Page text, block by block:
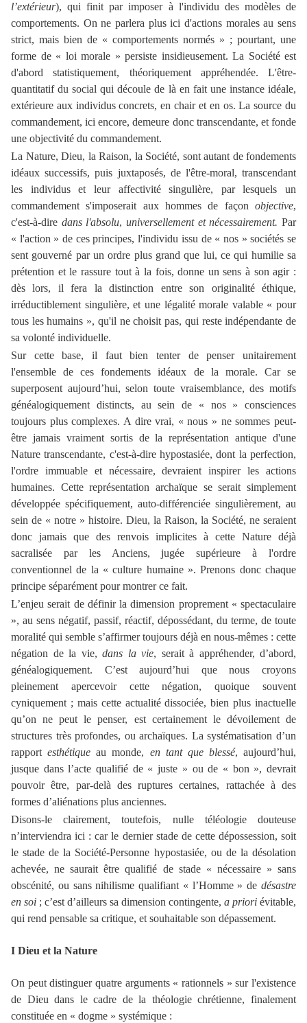
l’extérieur), qui finit par imposer à l'individu des modèles de
comportements. On ne parlera plus ici d'actions morales au sens
strict, mais bien de « comportements normés » ; pourtant, une
forme de « loi morale » persiste insidieusement. La Société est
d'abord statistiquement, théoriquement appréhendée. L'être-
quantitatif du social qui découle de là en fait une instance idéale,
extérieure aux individus concrets, en chair et en os. La source du
commandement, ici encore, demeure donc transcendante, et fonde
une objectivité du commandement.
La Nature, Dieu, la Raison, la Société, sont autant de fondements
idéaux successifs, puis juxtaposés, de l'être-moral, transcendant
les individus et leur affectivité singulière, par lesquels un
commandement s'imposerait aux hommes de façon objective,
c'est-à-dire dans l'absolu,universellement et nécessairement. Par
« l'action » de ces principes, l'individu issu de « nos » sociétés se
sent gouverné par un ordre plus grand que lui, ce qui humilie sa
prétention et le rassure tout à la fois, donne un sens à son agir :
dès lors, il fera la distinction entre son originalité éthique,
irréductiblement singulière, et une légalité morale valable « pour
tous les humains », qu'il ne choisit pas, qui reste indépendante de
sa volonté individuelle.
Sur cette base, il faut bien tenter de penser unitairement
l'ensemble de ces fondements idéaux de la morale. Car se
superposent aujourd’hui, selon toute vraisemblance, des motifs
généalogiquement distincts, au sein de « nos » consciences
toujours plus complexes. A dire vrai, « nous » ne sommes peut-
être jamais vraiment sortis de la représentation antique d'une
Nature transcendante, c'est-à-dire hypostasiée, dont la perfection,
l'ordre immuable et nécessaire, devraient inspirer les actions
humaines. Cette représentation archaïque se serait simplement
développée spécifiquement, auto-différenciée singulièrement, au
sein de « notre » histoire. Dieu, la Raison, la Société, ne seraient
donc jamais que des renvois implicites à cette Nature déjà
sacralisée par les Anciens, jugée supérieure à l'ordre
conventionnel de la « culture humaine ». Prenons donc chaque
principe séparément pour montrer ce fait.
L’enjeu serait de définir la dimension proprement « spectaculaire
», au sens négatif, passif, réactif, dépossédant, du terme, de toute
moralité qui semble s’affirmer toujours déjà en nous-mêmes : cette
négation de la vie, dans la vie, serait à appréhender, d’abord,
généalogiquement. C’est aujourd’hui que nous croyons
pleinement apercevoir cette négation, quoique souvent
cyniquement ; mais cette actualité dissociée, bien plus inactuelle
qu’on ne peut le penser, est certainement le dévoilement de
structures très profondes, ou archaïques. La systématisation d’un
rapportesthétique au monde, en tant que blessé, aujourd’hui,
jusque dans l’acte qualifié de « juste » ou de « bon », devrait
pouvoir être, par-delà des ruptures certaines, rattachée à des
formes d’aliénations plus anciennes.
Disons-le clairement, toutefois, nulle téléologie douteuse
n’interviendra ici : car le dernier stade de cette dépossession, soit
le stade de la Société-Personne hypostasiée, ou de la désolation
achevée, ne saurait être qualifié de stade « nécessaire » sans
obscénité, ou sans nihilisme qualifiant « l’Homme » de désastre
en soi ; c’est d’ailleurs sa dimension contingente, a priori évitable,
qui rend pensable sa critique, et souhaitable son dépassement.
I Dieu et la Nature
On peut distinguer quatre arguments « rationnels » sur l'existence
de Dieu dans le cadre de la théologie chrétienne, finalement
constituée en « dogme » systémique :